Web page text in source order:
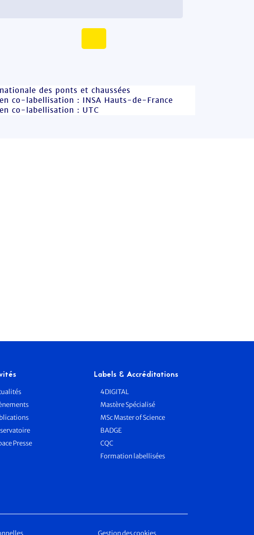
des ponts et chaussées
co-labellisation : INSA Hauts-de-France
co-labellisation : UTC
Presse
Labels & Accréditations
4DIGITAL
Mastère Spécialisé
MSc Master of Science
BADGE
CQC
Formation labellisées